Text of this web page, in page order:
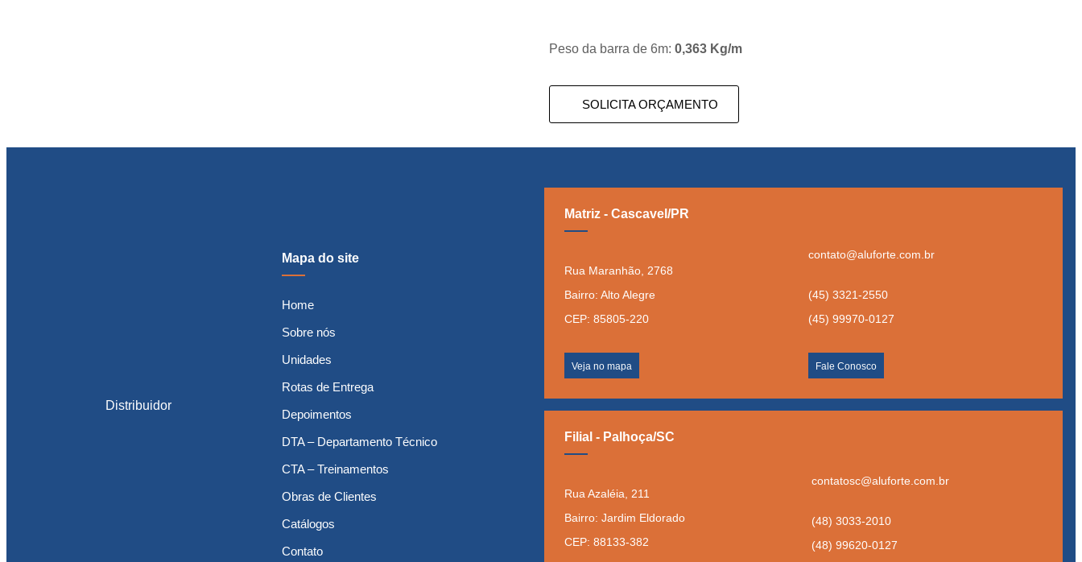
Peso da barra de 6m: 0,363 Kg/m
SOLICITA ORÇAMENTO
Distribuidor
Mapa do site
Home
Sobre nós
Unidades
Rotas de Entrega
Depoimentos
DTA – Departamento Técnico
CTA – Treinamentos
Obras de Clientes
Catálogos
Contato
Matriz - Cascavel/PR
Rua Maranhão, 2768
Bairro: Alto Alegre
CEP: 85805-220
Veja no mapa
contato@aluforte.com.br
(45) 3321-2550
(45) 99970-0127
Fale Conosco
Filial - Palhoça/SC
Rua Azaléia, 211
Bairro: Jardim Eldorado
CEP: 88133-382
contatosc@aluforte.com.br
(48) 3033-2010
(48) 99620-0127